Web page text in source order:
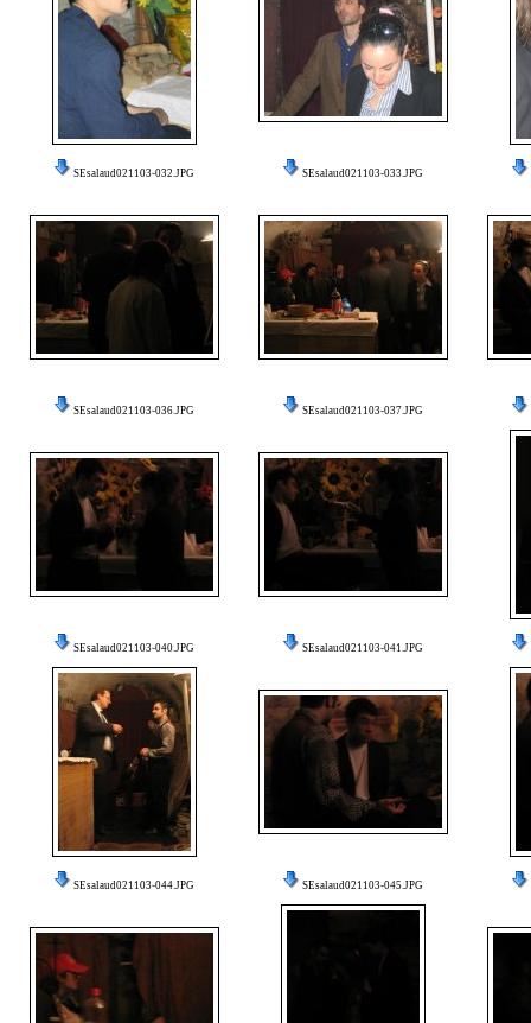
SEsalaud021103-032.JPG SEsalaud021103-033.JPG
SEsalaud021103-036.JPG SEsalaud021103-037.JPG
SEsalaud021103-040.JPG SEsalaud021103-041.JPG
SEsalaud021103-044.JPG SEsalaud021103-045.JPG